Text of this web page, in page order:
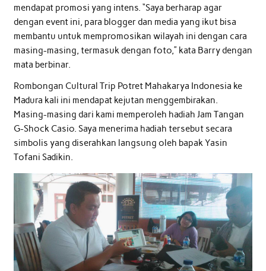
mendapat promosi yang intens. “Saya berharap agar
dengan event ini, para blogger dan media yang ikut bisa
membantu untuk mempromosikan wilayah ini dengan cara
masing-masing, termasuk dengan foto,” kata Barry dengan
mata berbinar.
Rombongan Cultural Trip Potret Mahakarya Indonesia ke
Madura kali ini mendapat kejutan menggembirakan.
Masing-masing dari kami memperoleh hadiah Jam Tangan
G-Shock Casio. Saya menerima hadiah tersebut secara
simbolis yang diserahkan langsung oleh bapak Yasin
Tofani Sadikin.